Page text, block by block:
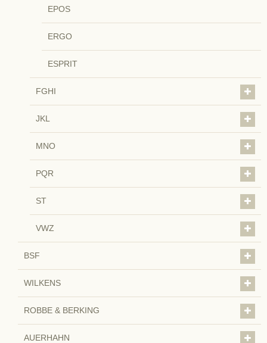
EPOS
ERGO
ESPRIT
FGHI
JKL
MNO
PQR
ST
VWZ
BSF
WILKENS
ROBBE & BERKING
AUERHAHN